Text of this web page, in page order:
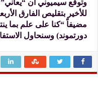
وتوقع سيميوني أن
مضيفاً “كنا على علم بما
دورتموند) وسنحاول